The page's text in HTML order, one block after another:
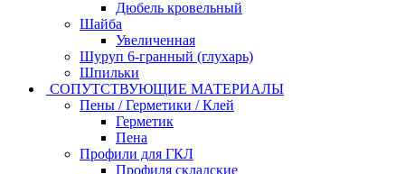
Дюбель кровельный
Шайба
Увеличенная
Шуруп 6-гранный (глухарь)
Шпильки
СОПУТСТВУЮЩИЕ МАТЕРИАЛЫ
Пены / Герметики / Клей
Герметик
Пена
Профили для ГКЛ
Профиля складские